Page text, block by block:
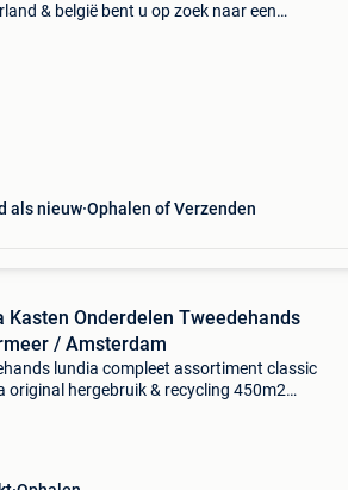
& belgië bent u op zoek naar een
als nieuw Ophalen of Verzenden
Kasten Onderdelen Tweedehands
/ Amsterdam
lundia compleet assortiment classic
original hergebruik & recycling 450m2